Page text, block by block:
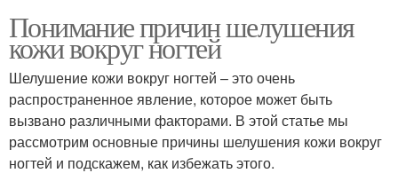
Понимание причин шелушения
кожи вокруг ногтей
Шелушение кожи вокруг ногтей – это очень
распространенное явление, которое может быть
вызвано различными факторами. В этой статье мы
рассмотрим основные причины шелушения кожи вокруг
ногтей и подскажем, как избежать этого.